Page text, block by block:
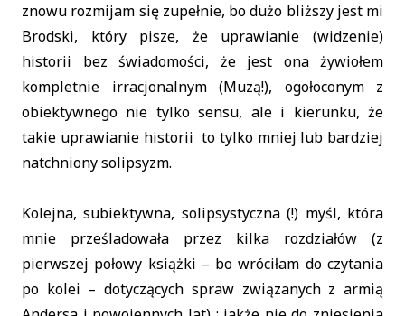
znowu rozmijam się zupełnie, bo dużo bliższy jest mi
Brodski, który pisze, że uprawianie (widzenie)
historii bez świadomości, że jest ona żywiołem
kompletnie irracjonalnym (Muzą!), ogołoconym z
obiektywnego nie tylko sensu, ale i kierunku, że
takie uprawianie historii to tylko mniej lub bardziej
natchniony solipsyzm.
Kolejna, subiektywna, solipsystyczna (!) myśl, która
mnie prześladowała przez kilka rozdziałów (z
pierwszej połowy książki – bo wróciłam do czytania
po kolei – dotyczących spraw związanych z armią